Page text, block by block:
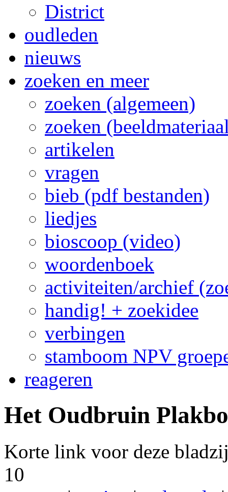
District
oudleden
nieuws
zoeken en meer
zoeken (algemeen)
zoeken
artikelen
vragen
bieb (pdf bestanden)
liedjes
bioscoop (video)
woordenboek
activiteiten/archief
handig! + zoekidee
verbingen
stamboom NPV
reageren
Het Oudbruin
Korte link voor deze
10